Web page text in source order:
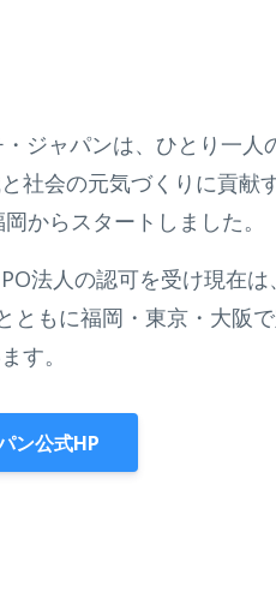
ジャパンは、ひとり一人
社会の元気づくりに貢献
からスタートしました。
法人の認可を受け現在は
ともに福岡・東京・大阪
す。
ン公式HP